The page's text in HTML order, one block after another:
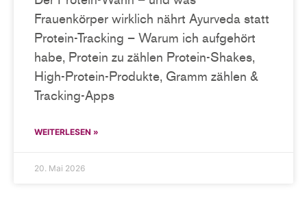
Frauenkörper wirklich nährt Ayurveda statt
Protein-Tracking – Warum ich aufgehört
habe, Protein zu zählen Protein-Shakes,
High-Protein-Produkte, Gramm zählen &
Tracking-Apps
WEITERLESEN »
20. Mai 2026